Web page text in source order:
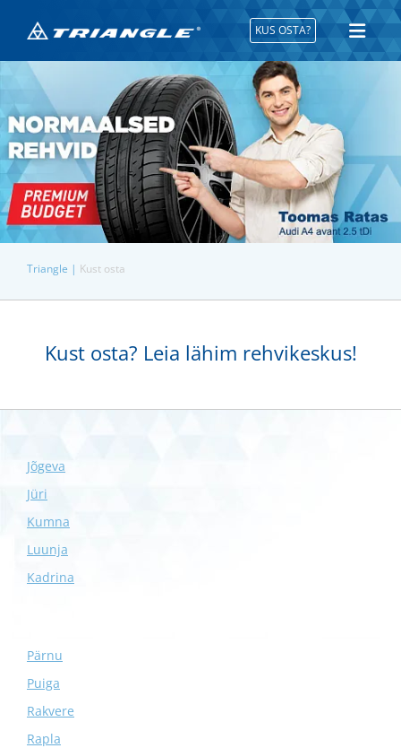
KUS OSTA?
Triangle | Kust osta
Kust osta? Leia lähim rehvikeskus!
Jõgeva
Jüri
Kumna
Luunja
Kadrina
Pärnu
Puiga
Rakvere
Rapla